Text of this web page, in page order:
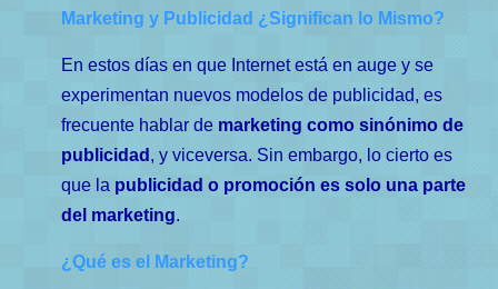
Marketing y Publicidad ¿Significan lo Mismo?
En estos días en que Internet está en auge y se
experimentan nuevos modelos de publicidad, es
frecuente hablar de marketing como sinónimo de
publicidad , y viceversa. Sin embargo, lo cierto es
que la publicidad o promoción es solo una parte
del marketing.
¿Qué es el Marketing?